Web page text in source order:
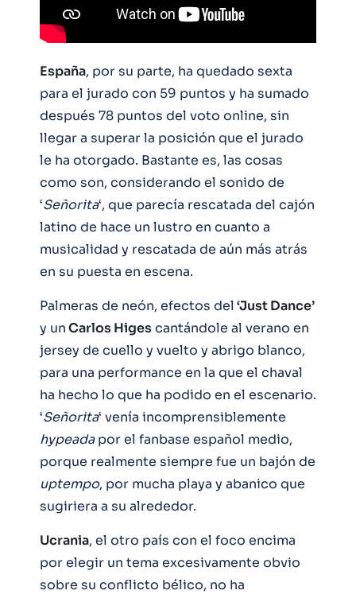
España, por su parte, ha quedado sexta
para el jurado con 59 puntos y ha sumado
después 78 puntos del voto online, sin
llegar a superar la posición que el jurado
le ha otorgado. Bastante es, las cosas
como son, considerando el sonido de
‘Señorita‘, que parecía rescatada del cajón
latino de hace un lustro en cuanto a
musicalidad y rescatada de aún más atrás
en su puesta en escena.
Palmeras de neón, efectos del‘Just Dance’
y unCarlos Higescantándole al verano en
jersey de cuello y vuelto y abrigo blanco,
para una performance en la que el chaval
ha hecho lo que ha podido en el escenario.
‘Señorita‘ venía incomprensiblemente
hypeadapor el fanbase español medio,
porque realmente siempre fue un bajón de
uptempo, por mucha playa y abanico que
sugiriera a su alrededor.
Ucrania, el otro país con el foco encima
por elegir un tema excesivamente obvio
sobre su conflicto bélico, no ha